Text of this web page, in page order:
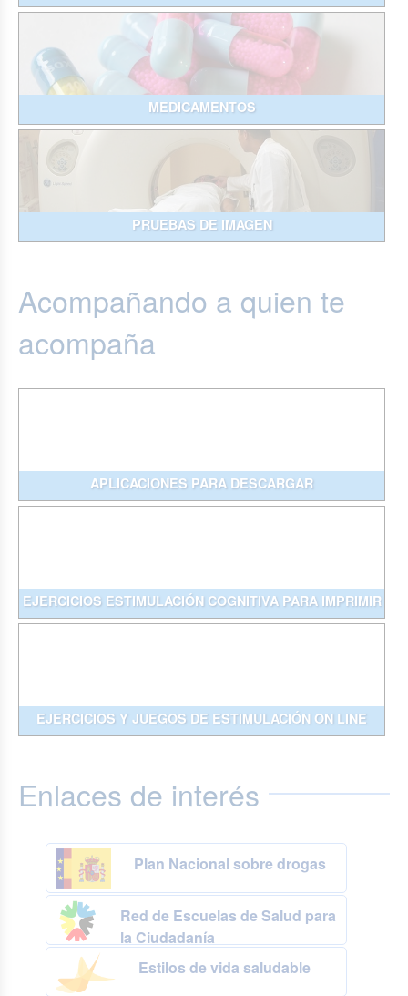
MEDICAMENTOS
PRUEBAS DE IMAGEN
Acompañando a quien te
acompaña
APLICACIONES PARA DESCARGAR
EJERCICIOS ESTIMULACIÓN COGNITIVA PARA IMPRIMIR
EJERCICIOS Y JUEGOS DE ESTIMULACIÓN ON LINE
Enlaces de interés
Plan Nacional sobre drogas
Red de Escuelas de Salud para
la Ciudadanía
Estilos de vida saludable